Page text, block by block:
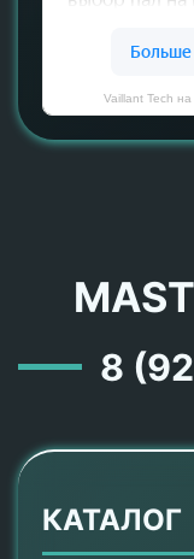
Vaillant Tech
8
КАТАЛОГ